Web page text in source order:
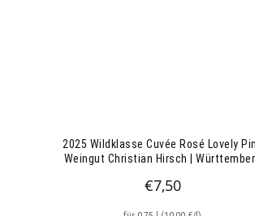
2025 Wildklasse Cuvée Rosé Lovely
Weingut Christian Hirsch |
€7,50